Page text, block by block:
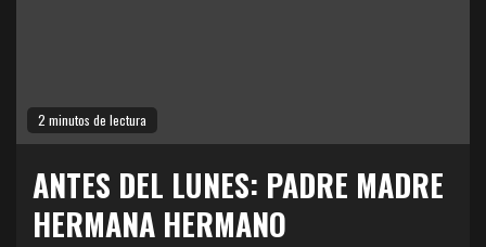
2 minutos de lectura
ANTES DEL LUNES: PADRE MADRE
HERMANA HERMANO